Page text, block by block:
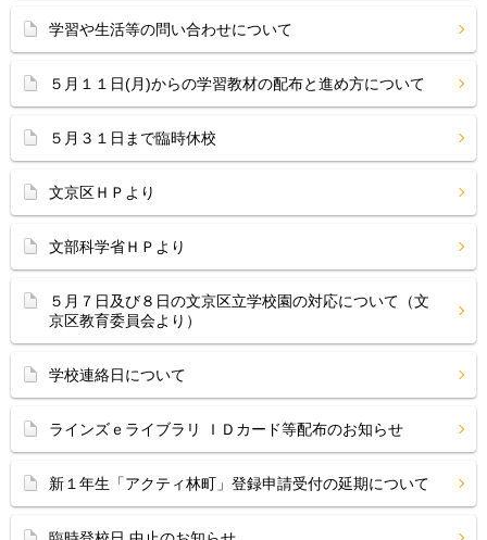
学習や生活等の問い合わせについて
５月１１日(月)からの学習教材の配布と進め方について
５月３１日まで臨時休校
文京区ＨＰより
文部科学省ＨＰより
５月７日及び８日の文京区立学校園の対応について（文
京区教育委員会より）
学校連絡日について
ラインズｅライブラリ ＩＤカード等配布のお知らせ
新１年生「アクティ林町」登録申請受付の延期について